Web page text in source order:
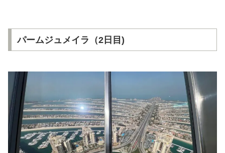
パームジュメイラ（2日目)